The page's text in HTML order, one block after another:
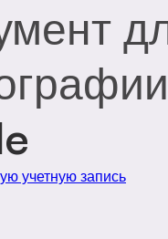
учетную запись